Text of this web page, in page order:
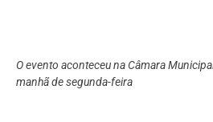
O evento aconteceu na Câmara
manhã de segunda-feira